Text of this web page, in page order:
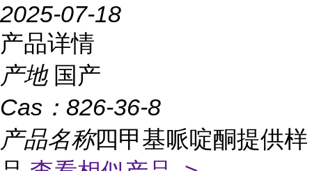
2025-07-18
产品详情
产地 国产
Cas： 826-36-8
产品名称四甲基哌啶酮提供样